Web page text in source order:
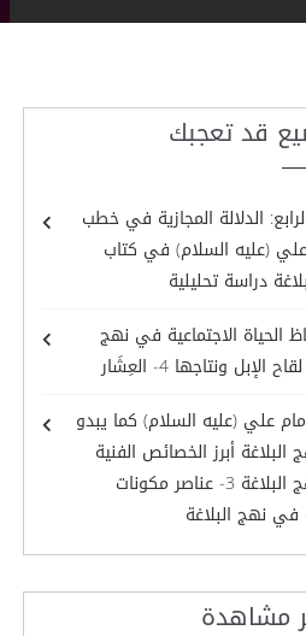
قد تعجبك
الدلالة المجازية في خطب
علي (عليه السلام) في كتاب
دراسة تحليلية
الحياة الاجتماعية في نهج
الإبل ونتاجها 4- العِشَار
علي (عليه السلام) كما يبدو
أبرز الخصائص الفنية
في نهج البلاغة 3- عناصر مكونات
في نهج البلاغة
مشاهدة